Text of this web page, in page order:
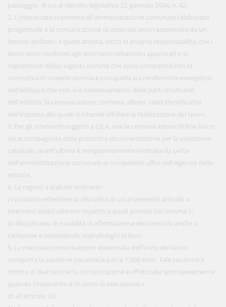
paesaggio, di cui al decreto legislativo 22 gennaio 2004, n. 42.
2. L'interessato trasmette all'amministrazione comunale l'elaborato
progettuale e la comunicazione di inizio dei lavori asseverata da un
tecnico abilitato, il quale attesta, sotto la propria responsabilità, che i
lavori sono conformi agli strumenti urbanistici approvati e ai
regolamenti edilizi vigenti, nonché che sono compatibili con la
normativa in materia sismica e con quella sul rendimento energetico
nell'edilizia e che non vi è interessamento delle parti strutturali
dell'edificio; la comunicazione contiene, altresì, i dati identificativi
dell'impresa alla quale si intende affidare la realizzazione dei lavori.
3. Per gli interventi soggetti a CILA, ove la comunicazione di fine lavori
sia accompagnata dalla prescritta documentazione per la variazione
catastale, quest'ultima è tempestivamente inoltrata da parte
dell'amministrazione comunale ai competenti uffici dell'Agenzia delle
entrate.
4. Le regioni a statuto ordinario:
a) possono estendere la disciplina di cui al presente articolo a
interventi edilizi ulteriori rispetto a quelli previsti dal comma 1;
b) disciplinano le modalità di effettuazione dei controlli, anche a
campione e prevedendo sopralluoghi in loco.
5. La mancata comunicazione asseverata dell'inizio dei lavori
comporta la sanzione pecuniaria pari a 1.000 euro. Tale sanzione è
ridotta di due terzi se la comunicazione è effettuata spontaneamente
quando l'intervento è in corso di esecuzione.»
d) all'articolo 20: